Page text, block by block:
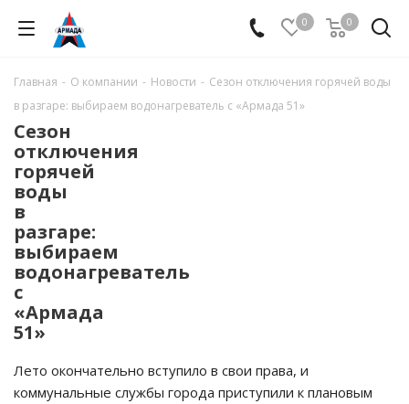
0 0
Главная - О компании - Новости - Сезон отключения горячей воды
в разгаре: выбираем водонагреватель с «Армада 51»
Сезон
отключения
горячей
воды
в
разгаре:
выбираем
водонагреватель
с
«Армада
51»
Лето окончательно вступило в свои права, и
коммунальные службы города приступили к плановым